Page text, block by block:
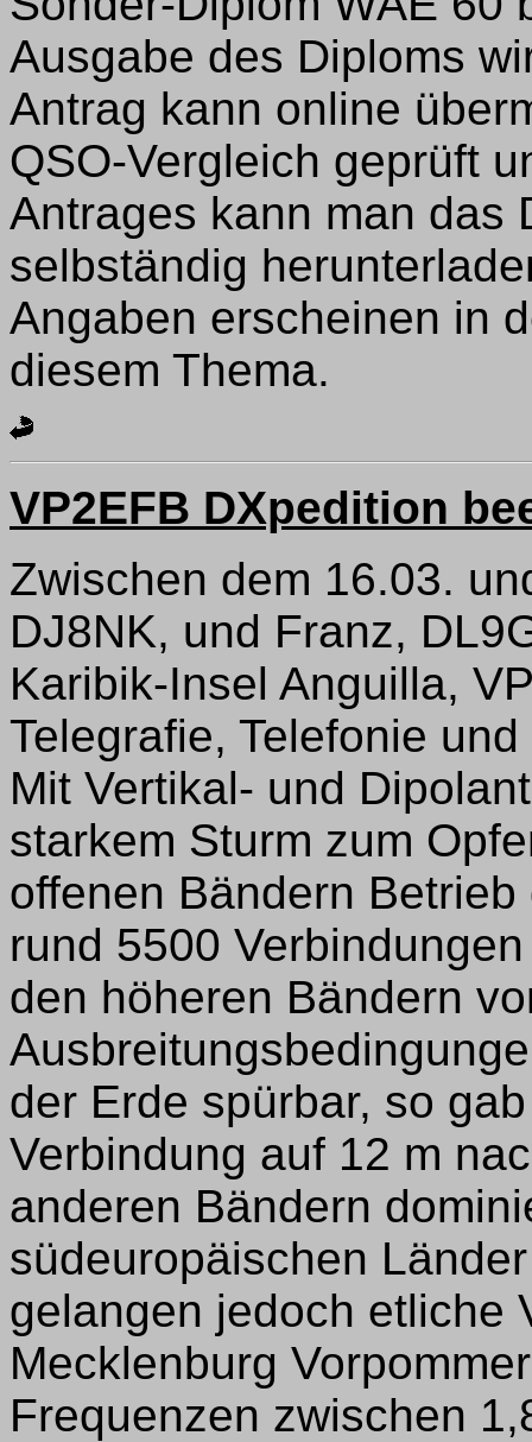
Ausgabe des Diploms
Antrag kann online
QSO-Vergleich geprüft
Antrages kann man das
selbständig
Angaben erscheinen in
diesem Thema.
VP2EFB DXpedition
Zwischen dem 16.03.
DJ8NK, und Franz,
Karibik-Insel Anguilla,
Telegrafie, Telefonie
Mit Vertikal- und
starkem Sturm zum
offenen Bändern
rund 5500
den höheren Bändern
der Erde spürbar, so
Verbindung auf 12 m
anderen Bändern
südeuropäischen
gelangen jedoch etliche
Mecklenburg
Frequenzen zwischen